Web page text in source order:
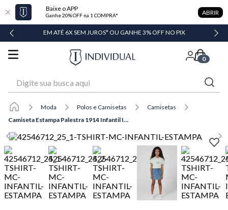
Baixe o APP
Ganhe 20% OFF na 1 COMPRA* ABRIR
EM ATÉ 6X SEM JUROS* OU GANHE 3% OFF NO PIX
0
Moda Polos e Camisetas
Camisetas
Camiseta Estampa Palestra 1914 Infantil Individual